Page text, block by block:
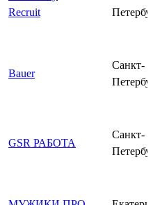
Recruit
Bauer
Санкт-
GSR РАБОТА
Санкт-